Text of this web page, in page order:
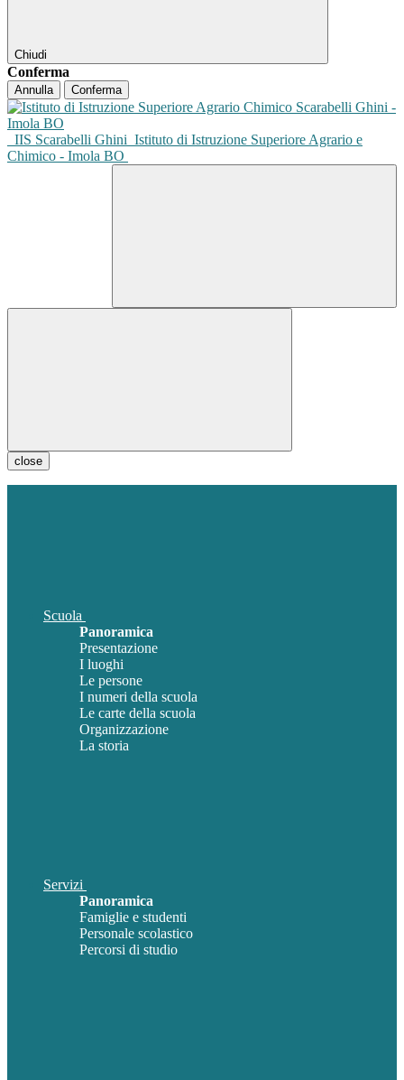
Chiudi
Conferma
Annulla Conferma
IIS Scarabelli Ghini Istituto di Istruzione Superiore Agrario e
Chimico - Imola BO
close
Scuola
Panoramica
Presentazione
I luoghi
Le persone
I numeri della scuola
Le carte della scuola
Organizzazione
La storia
Servizi
Panoramica
Famiglie e studenti
Personale scolastico
Percorsi di studio